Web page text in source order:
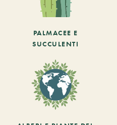
PALMACEE E
SUCCULENTI